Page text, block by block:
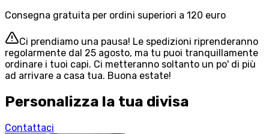
Consegna gratuita per ordini superiori a 120 euro
Ci prendiamo una pausa! Le spedizioni riprenderanno
regolarmente dal 25 agosto, ma tu puoi tranquillamente
ordinare i tuoi capi. Ci metteranno soltanto un po' di più
ad arrivare a casa tua. Buona estate!
Personalizza la tua divisa
Contattaci